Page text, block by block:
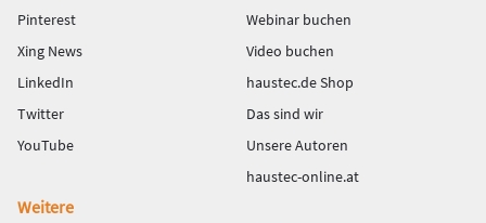
Pinterest
Xing News
LinkedIn
Twitter
YouTube
Webinar buchen
Video buchen
haustec.de Shop
Das sind wir
Unsere Autoren
haustec-online.at
Weitere